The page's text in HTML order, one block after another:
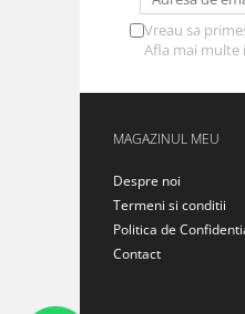
Vreau sa
Afla mai multe
MAGAZINUL MEU
Despre noi
Termeni si conditii
Politica de
Contact